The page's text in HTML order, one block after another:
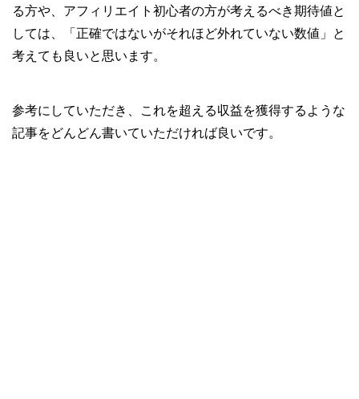
る方や、アフィリエイト初心者の方が考えるべき期待値と
しては、「正確ではないがそれほど外れていない数値」と
考えても良いと思います。
参考にしていただき、これを超える収益を獲得するような
記事をどんどん書いていただければ良いです。